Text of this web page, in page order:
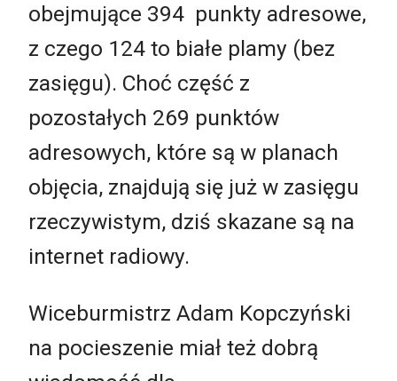
obejmujące 394 punkty adresowe,
z czego 124 to białe plamy (bez
zasięgu). Choć część z
pozostałych 269 punktów
adresowych, które są w planach
objęcia, znajdują się już w zasięgu
rzeczywistym, dziś skazane są na
internet radiowy.
Wiceburmistrz Adam Kopczyński
na pocieszenie miał też dobrą